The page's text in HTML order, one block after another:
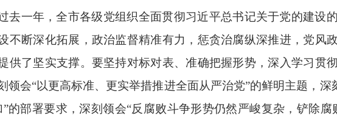
去一年，全市各级党组织全面贯彻习近平总书记关于党的建设
不断深化拓展，政治监督精准有力，惩贪治腐纵深推进，党风
供了坚实支撑。要坚持对标对表、准确把握形势，深入学习贯
领会“以更高标准、更实举措推进全面从严治党”的鲜明主题，深
的部署要求，深刻领会“反腐败斗争形势仍然严峻复杂，铲除